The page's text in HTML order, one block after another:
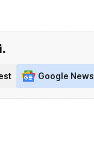
Google News